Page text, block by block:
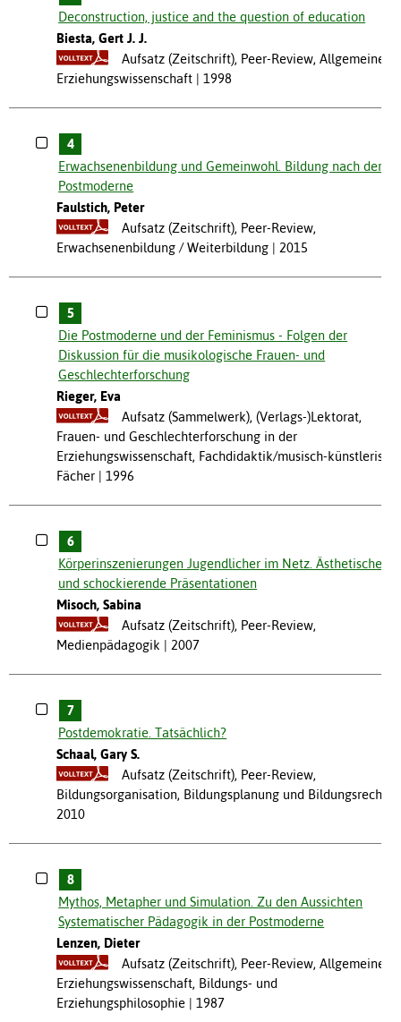
Deconstruction, justice and the question of education
Biesta, Gert J. J.
Aufsatz (Zeitschrift), Peer-Review, Allgemeine
Erziehungswissenschaft
1998
4
Erwachsenenbildung und Gemeinwohl. Bildung nach der
Postmoderne
Faulstich, Peter
Aufsatz (Zeitschrift), Peer-Review,
Erwachsenenbildung / Weiterbildung
2015
5
Die Postmoderne und der Feminismus - Folgen der
Diskussion für die musikologische Frauen- und
Geschlechterforschung
Rieger, Eva
Aufsatz (Sammelwerk), (Verlags-)Lektorat,
Frauen- und Geschlechterforschung in der
Erziehungswissenschaft, Fachdidaktik/musisch-
Fächer
1996
6
Körperinszenierungen Jugendlicher im Netz. Ästhetische
und schockierende Präsentationen
Misoch, Sabina
Aufsatz (Zeitschrift), Peer-Review,
Medienpädagogik
2007
7
Postdemokratie. Tatsächlich?
Schaal, Gary S.
Aufsatz (Zeitschrift), Peer-Review,
Bildungsorganisation, Bildungsplanung und Bildungsrecht
2010
8
Mythos, Metapher und Simulation. Zu den Aussichten
Systematischer Pädagogik in der Postmoderne
Lenzen, Dieter
Aufsatz (Zeitschrift), Peer-Review, Allgemeine
Erziehungswissenschaft, Bildungs- und
Erziehungsphilosophie
1987